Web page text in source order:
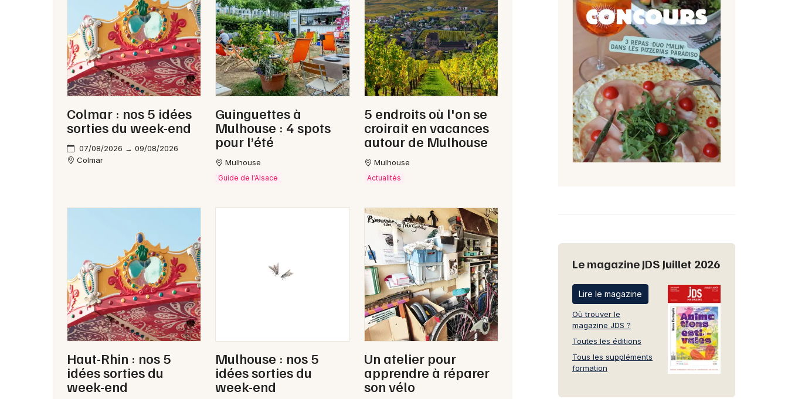
Mon email
Je m'abonne
Colmar : nos 5 idées
sorties du week-end
07/08/2026 → 09/08/2026
Colmar
Guinguettes à
Mulhouse : 4 spots
pour l’été
Mulhouse
Guide de l'Alsace
5 endroits où l'on se
croirait en vacances
autour de Mulhouse
Mulhouse
Actualités
Haut-Rhin : nos 5
idées sorties du
week-end
Mulhouse : nos 5
idées sorties du
week-end
Un atelier pour
apprendre à réparer
son vélo
Le magazine JDS Juillet 2026
Lire le magazine
Où trouver le
magazine JDS ?
Toutes les éditions
Tous les suppléments
formation